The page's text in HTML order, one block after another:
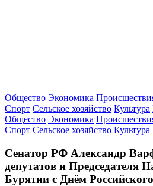
Общество Экономика
Спорт Сельское хозяйство Культура
Общество Экономика
Спорт Сельское хозяйство Культура
Сенатор РФ Александр
депутатов и Председателя
Бурятии с Днём